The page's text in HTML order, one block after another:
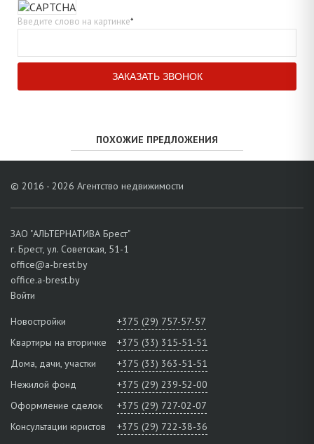
Введите слово на картинке*
ПОХОЖИЕ ПРЕДЛОЖЕНИЯ
© 2016 - 2026 Агентство недвижимости
ЗАО "АЛЬТЕРНАТИВА Брест"
г. Брест, ул. Советская, 51-1
office@a-brest.by
office.a-brest.by
Войти
Новостройки
+375 (29) 757-57-57
Квартиры на вторичке
+375 (33) 315-51-51
Дома, дачи, участки
+375 (33) 363-51-51
Нежилой фонд
+375 (29) 239-52-00
Оформление сделок
+375 (29) 727-02-07
Консультации юристов
+375 (29) 722-38-36